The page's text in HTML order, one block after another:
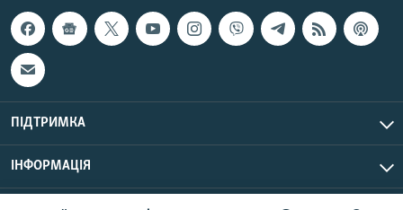
ПІДТРИМКА
ІНФОРМАЦІЯ